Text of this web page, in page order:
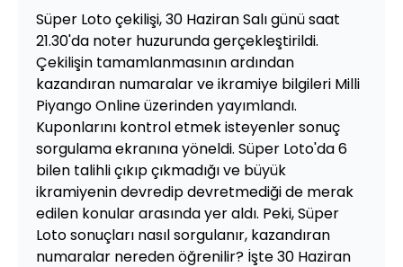
Süper Loto çekilişi, 30 Haziran Salı günü saat
21.30'da noter huzurunda gerçekleştirildi.
Çekilişin tamamlanmasının ardından
kazandıran numaralar ve ikramiye bilgileri Milli
Piyango Online üzerinden yayımlandı.
Kuponlarını kontrol etmek isteyenler sonuç
sorgulama ekranına yöneldi. Süper Loto'da 6
bilen talihli çıkıp çıkmadığı ve büyük
ikramiyenin devredip devretmediği de merak
edilen konular arasında yer aldı. Peki, Süper
Loto sonuçları nasıl sorgulanır, kazandıran
numaralar nereden öğrenilir? İşte 30 Haziran